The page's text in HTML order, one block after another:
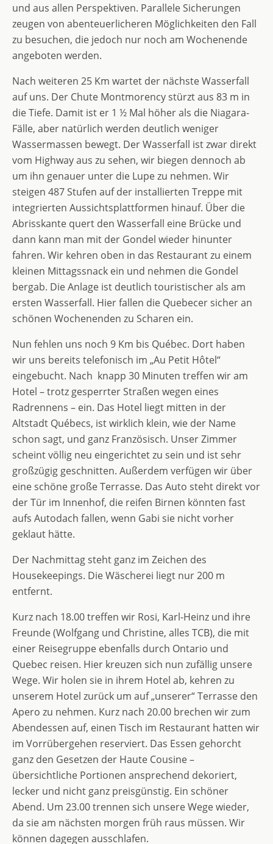
und aus allen Perspektiven. Parallele Sicherungen
zeugen von abenteuerlicheren Möglichkeiten den Fall
zu besuchen, die jedoch nur noch am Wochenende
angeboten werden.
Nach weiteren 25 Km wartet der nächste Wasserfall
auf uns. Der Chute Montmorency stürzt aus 83 m in
die Tiefe. Damit ist er 1 ½ Mal höher als die Niagara-
Fälle, aber natürlich werden deutlich weniger
Wassermassen bewegt. Der Wasserfall ist zwar direkt
vom Highway aus zu sehen, wir biegen dennoch ab
um ihn genauer unter die Lupe zu nehmen. Wir
steigen 487 Stufen auf der installierten Treppe mit
integrierten Aussichtsplattformen hinauf. Über die
Abrisskante quert den Wasserfall eine Brücke und
dann kann man mit der Gondel wieder hinunter
fahren. Wir kehren oben in das Restaurant zu einem
kleinen Mittagssnack ein und nehmen die Gondel
bergab. Die Anlage ist deutlich touristischer als am
ersten Wasserfall. Hier fallen die Quebecer sicher an
schönen Wochenenden zu Scharen ein.
Nun fehlen uns noch 9 Km bis Québec. Dort haben
wir uns bereits telefonisch im „Au Petit Hôtel“
eingebucht. Nach knapp 30 Minuten treffen wir am
Hotel – trotz gesperrter Straßen wegen eines
Radrennens – ein. Das Hotel liegt mitten in der
Altstadt Québecs, ist wirklich klein, wie der Name
schon sagt, und ganz Französisch. Unser Zimmer
scheint völlig neu eingerichtet zu sein und ist sehr
großzügig geschnitten. Außerdem verfügen wir über
eine schöne große Terrasse. Das Auto steht direkt vor
der Tür im Innenhof, die reifen Birnen könnten fast
aufs Autodach fallen, wenn Gabi sie nicht vorher
geklaut hätte.
Der Nachmittag steht ganz im Zeichen des
Housekeepings. Die Wäscherei liegt nur 200 m
entfernt.
Kurz nach 18.00 treffen wir Rosi, Karl-Heinz und ihre
Freunde (Wolfgang und Christine, alles TCB), die mit
einer Reisegruppe ebenfalls durch Ontario und
Quebec reisen. Hier kreuzen sich nun zufällig unsere
Wege. Wir holen sie in ihrem Hotel ab, kehren zu
unserem Hotel zurück um auf „unserer“ Terrasse den
Apero zu nehmen. Kurz nach 20.00 brechen wir zum
Abendessen auf, einen Tisch im Restaurant hatten wir
im Vorrübergehen reserviert. Das Essen gehorcht
ganz den Gesetzen der Haute Cousine –
übersichtliche Portionen ansprechend dekoriert,
lecker und nicht ganz preisgünstig. Ein schöner
Abend. Um 23.00 trennen sich unsere Wege wieder,
da sie am nächsten morgen früh raus müssen. Wir
können dagegen ausschlafen.